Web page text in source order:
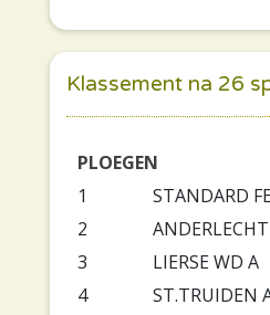
Klassement na 26
PLOEGEN
1
STANDARD
2
3
LIERSE WD A
4
ST.TRUIDEN